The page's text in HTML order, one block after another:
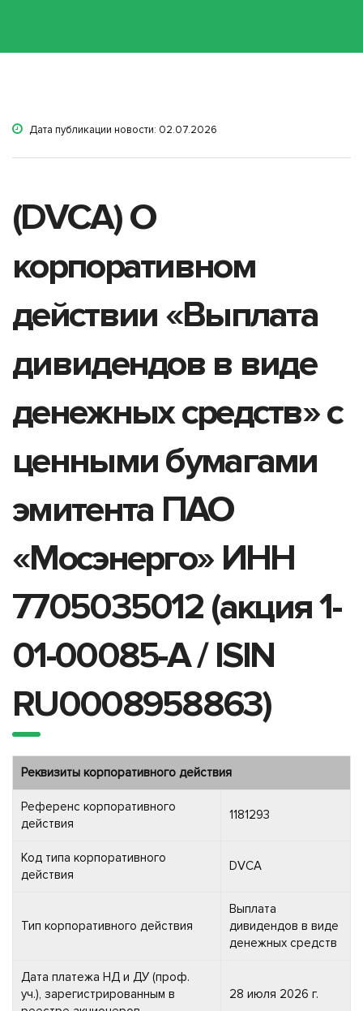
Дата публикации новости: 02.07.2026
(DVCA) О
корпоративном
действии «Выплата
дивидендов в виде
денежных средств» с
ценными бумагами
эмитента ПАО
«Мосэнерго» ИНН
7705035012 (акция 1-
01-00085-A / ISIN
RU0008958863)
Реквизиты корпоративного действия
Референс корпоративного
действия
1181293
Код типа корпоративного
действия
DVCA
Тип корпоративного действия
Выплата
дивидендов в виде
денежных средств
Дата платежа НД и ДУ (проф.
уч.), зарегистрированным в
28 июля 2026 г.